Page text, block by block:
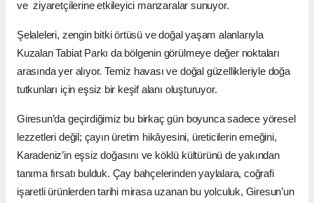
ve ziyaretçilerine etkileyici manzaralar sunuyor.
Şelaleleri, zengin bitki örtüsü ve doğal yaşam alanlarıyla
Kuzalan Tabiat Parkı da bölgenin görülmeye değer noktaları
arasında yer alıyor. Temiz havası ve doğal güzellikleriyle doğa
tutkunları için eşsiz bir keşif alanı oluşturuyor.
Giresun’da geçirdiğimiz bu birkaç gün boyunca sadece yöresel
lezzetleri değil; çayın üretim hikâyesini, üreticilerin emeğini,
Karadeniz’in eşsiz doğasını ve köklü kültürünü de yakından
tanıma fırsatı bulduk. Çay bahçelerinden yaylalara, coğrafi
işaretli ürünlerden tarihi mirasa uzanan bu yolculuk, Giresun’un